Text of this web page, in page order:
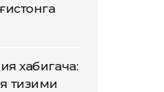
хабигача:
тизими